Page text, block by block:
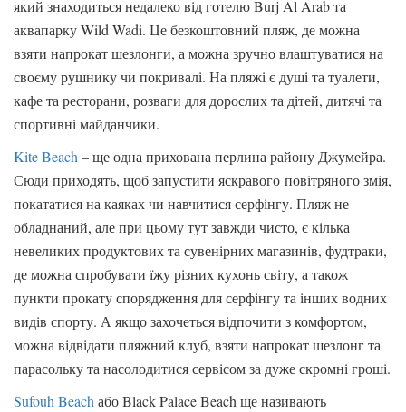
який знаходиться недалеко від готелю Burj Al Arab та
аквапарку Wild Wadi. Це безкоштовний пляж, де можна
взяти напрокат шезлонги, а можна зручно влаштуватися на
своєму рушнику чи покривалі. На пляжі є душі та туалети,
кафе та ресторани, розваги для дорослих та дітей, дитячі та
спортивні майданчики.
Kite Beach– ще одна прихована перлина району Джумейра.
Сюди приходять, щоб запустити яскравого повітряного змія,
покататися на каяках чи навчитися серфінгу. Пляж не
обладнаний, але при цьому тут завжди чисто, є кілька
невеликих продуктових та сувенірних магазинів, фудтраки,
де можна спробувати їжу різних кухонь світу, а також
пункти прокату спорядження для серфінгу та інших водних
видів спорту. А якщо захочеться відпочити з комфортом,
можна відвідати пляжний клуб, взяти напрокат шезлонг та
парасольку та насолодитися сервісом за дуже скромні гроші.
Sufouh Beachабо Black Palace Beach ще називають